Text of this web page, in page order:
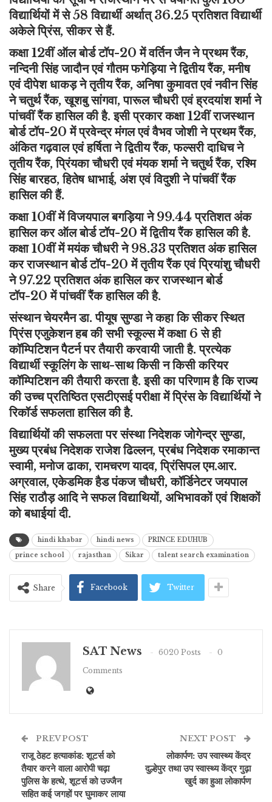
विद्यार्थियों में से 58 विद्यार्थी अर्थात् 36.25 प्रतिशत विद्यार्थी
अकेले प्रिंस, सीकर से हैं.
कक्षा 12वीं ऑल बोर्ड टॉप-20 में वर्तिन जैन ने प्रथम रैंक,
नन्दिनी सिंह जादौन एवं गौतम फगेड़िया ने द्वितीय रैंक, मनीष
एवं दीपेश धाकड़ ने तृतीय रैंक, अनिषा कुमावत एवं नवीन सिंह
ने चतुर्थ रैंक, खूशबु सांगवा, पारूल चौधरी एवं ह्रदयांश शर्मा ने
पांचवीं रैंक हासिल की है. इसी प्रकार कक्षा 12वीं राजस्थान
बोर्ड टॉप-20 में प्रवेन्द्र मंगल एवं वैभव जोशी ने प्रथम रैंक,
अंकित गढ़वाल एवं हर्षिता ने द्वितीय रैंक, फल्सरी दाधिच ने
तृतीय रैंक, प्रिंयका चौधरी एवं मंयक शर्मा ने चतुर्थ रैंक, रश्मि
सिंह बारहठ, हितेष धाभाई, अंश एवं विदुशी ने पांचवीं रैंक
हासिल की हैं.
कक्षा 10वीं में विजयपाल बगड़िया ने 99.44 प्रतिशत अंक
हासिल कर ऑल बोर्ड टॉप-20 में द्वितीय रैंक हासिल की है.
कक्षा 10वीं में मयंक चौधरी ने 98.33 प्रतिशत अंक हासिल
कर राजस्थान बोर्ड टॉप-20 में तृतीय रैंक एवं प्रियांशु चौधरी
ने 97.22 प्रतिशत अंक हासिल कर राजस्थान बोर्ड
टॉप-20 में पांचवीं रैंक हासिल की है.
संस्थान चेयरमैन डा. पीयूष सुण्डा ने कहा कि सीकर स्थित
प्रिंस एजुकेशन हब की सभी स्कूल्स में कक्षा 6 से ही
कॉम्पिटिशन पैटर्न पर तैयारी करवायी जाती है. प्रत्येक
विद्यार्थी स्कूलिंग के साथ-साथ किसी न किसी करियर
कॉम्पिटिशन की तैयारी करता है. इसी का परिणाम है कि राज्य
की उच्च प्रतिष्ठित एसटीएसई परीक्षा में प्रिंस के विद्यार्थियों ने
रिकॉर्ड सफलता हासिल की है.
विद्यार्थियों की सफलता पर संस्था निदेशक जोगेन्द्र सुण्डा,
मुख्य प्रबंध निदेशक राजेश ढिल्लन, प्रबंध निदेशक रमाकान्त
स्वामी, मनोज ढाका, रामचरण यादव, प्रिंसिपल एम.आर.
अग्रवाल, एकेडमिक हैड पंकज चौधरी, कॉर्डिनेटर जयपाल
सिंह राठौड़ आदि ने सफल विद्याथियों, अभिभावकों एवं शिक्षकों
को बधाईयां दी.
hindi khabar hindi news
PRINCE EDUHUB
prince school
rajasthan Sikar talent search examination
Share Facebook Twitter
SAT News 6020 Posts
0
Comments
PREV POST
राजू ठेहट हत्याकांड: शूटर्स को
तैयार करने वाला आरोपी चढ़ा
पुलिस के हत्थे, शूटर्स को उज्जैन
सहित कई जगहों पर घुमाकर लाया
NEXT POST
लोकार्पण: उप स्वास्थ्य केंद्र
दुल्हेपुर तथा उप स्वास्थ्य केंद्र गुढ़ा
खुर्द का हुआ लोकार्पण